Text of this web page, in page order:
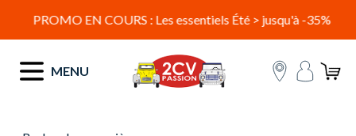
PROMO EN COURS : Les essentiels Été > jusqu'à -35%
MENU